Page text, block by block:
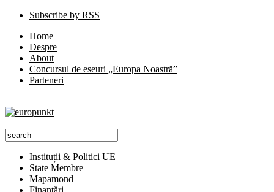
Subscribe by RSS
Home
Despre
About
Concursul de eseuri „Europa Noastră”
Parteneri
Instituții & Politici UE
State Membre
Mapamond
Finanțări